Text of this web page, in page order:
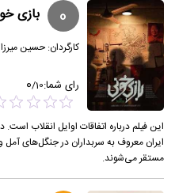
0 بازی
کارگردان:حسین
رای شما: 0/10
ایران معروف به سربداران در جنگل‌های
مستقر می‌شوند.